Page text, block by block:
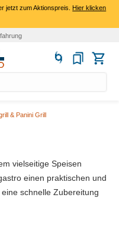
jetzt zum Aktionspreis.Hier klicken
& Panini Grill
vielseitige Speisen
einen praktischen und
schnelle Zubereitung